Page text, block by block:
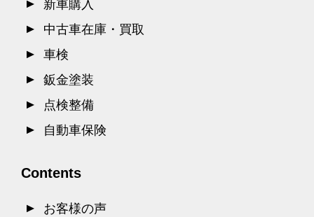
新車購入
中古車在庫・買取
車検
鈑金塗装
点検整備
自動車保険
Contents
お客様の声